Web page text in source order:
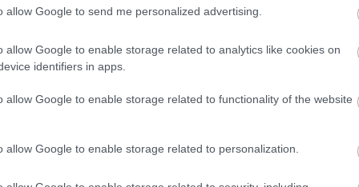
allow Google to send me personalized advertising.
allow Google to enable storage related to analytics like cookies on
identifiers in apps.
allow Google to enable storage related to functionality of the website
allow Google to enable storage related to personalization.
și sfaturi pentru îngrijire